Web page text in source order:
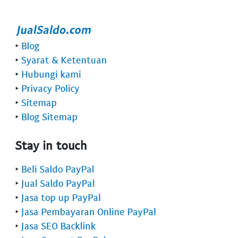
‣ Blog
‣ Syarat & Ketentuan
‣ Hubungi kami
‣ Privacy Policy
‣ Sitemap
‣ Blog Sitemap
Stay in touch
‣ Beli Saldo PayPal
‣ Jual Saldo PayPal
‣ Jasa top up PayPal
‣ Jasa Pembayaran Online PayPal
‣ Jasa SEO Backlink